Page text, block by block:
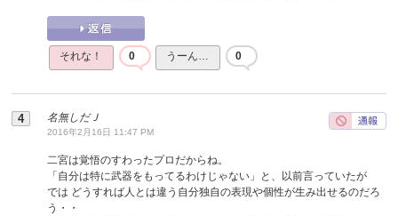
それな！ 0 うーん… 0
名無しだＪ
2016年2月16日 11:47 PM
二宮は覚悟のすわったプロだからね。
「自分は特に武器をもってるわけじゃない」と、以前言っていたが
では どうすれば人とは違う自分独自の表現や個性が生み出せるのだろ
う・・